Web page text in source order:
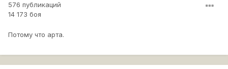
576 публикаций
14 173 боя
Потому что арта.